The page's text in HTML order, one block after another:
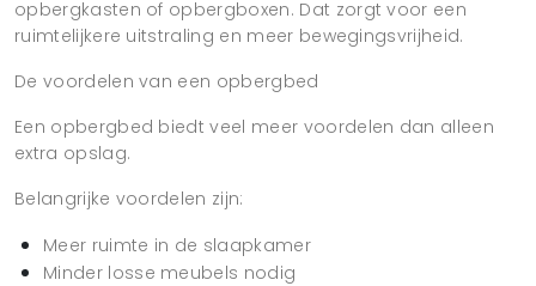
opbergkasten of opbergboxen. Dat zorgt voor een
ruimtelijkere uitstraling en meer bewegingsvrijheid.
De voordelen van een opbergbed
Een opbergbed biedt veel meer voordelen dan alleen
extra opslag.
Belangrijke voordelen zijn:
Meer ruimte in de slaapkamer
Minder losse meubels nodig